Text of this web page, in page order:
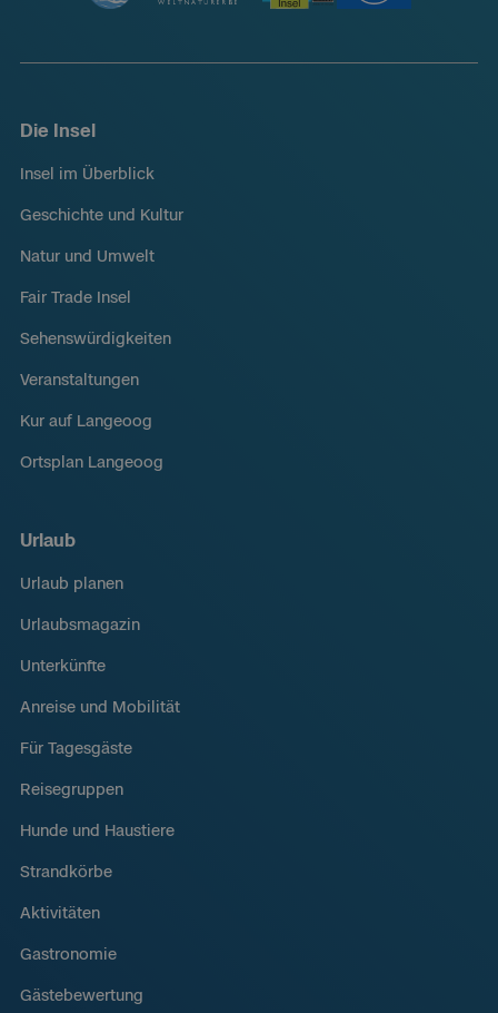
Die Insel
Insel im Überblick
Geschichte und Kultur
Natur und Umwelt
Fair Trade Insel
Sehenswürdigkeiten
Veranstaltungen
Kur auf Langeoog
Ortsplan Langeoog
Urlaub
Urlaub planen
Urlaubsmagazin
Unterkünfte
Anreise und Mobilität
Für Tagesgäste
Reisegruppen
Hunde und Haustiere
Strandkörbe
Aktivitäten
Gastronomie
Gästebewertung